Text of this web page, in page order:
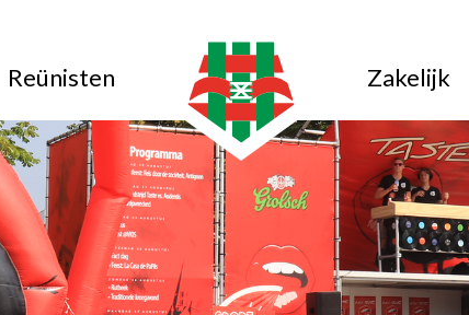
Reünisten Zakelijk